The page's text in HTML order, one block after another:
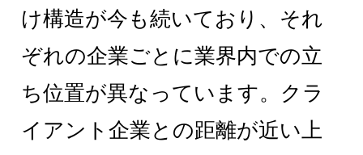
け構造が今も続いており、それ
ぞれの企業ごとに業界内での立
ち位置が異なっています。クラ
イアント企業との距離が近い上